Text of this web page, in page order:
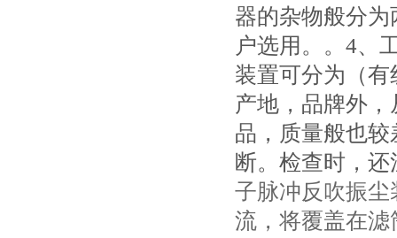
器的杂物般分
户选用。。4、
装置可分为（
产地，品牌外
品，质量般也
断。检查时，
子脉冲反吹振
流，将覆盖在